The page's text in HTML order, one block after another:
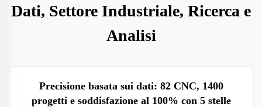
Dati, Settore Industriale, Ricerca e
Analisi
Precisione basata sui dati: 82 CNC, 1400
progetti e soddisfazione al 100% con 5 stelle